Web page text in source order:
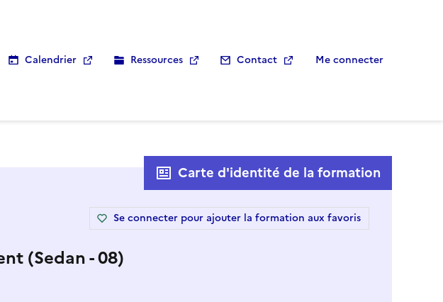
Calendrier Ressources Contact Me connecter
(Sedan - 08)
Carte d'identité de la formation
Se connecter pour ajouter la formation aux favoris